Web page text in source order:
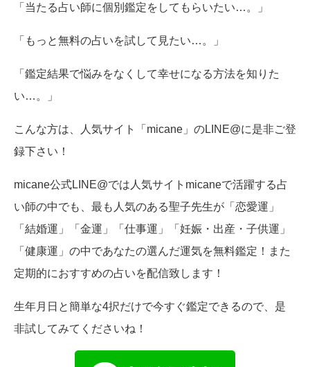
「当たる占い師に個別鑑定をしてもらいたい…。」
「もっと無料の占いを試して見たい…。」
「鑑定結果で悩みをなくして幸せになる方法を知りた
い…。」
こんな方は、人気サイト「micane」のLINE@に是非ご登
録下さい！
micane公式LINE@では人気サイトmicaneで活躍する占
い師の中でも、最も人気のある聖子先生が「恋愛運」
「結婚運」「金運」「仕事運」「妊娠・出産・子供運」
「健康運」の中であなたの選んだ運気を無料鑑定！また
定期的におすすめの占いを配信致します！
生年月日と簡単な4択だけで今すぐ鑑定できるので、是
非試してみてくださいね！